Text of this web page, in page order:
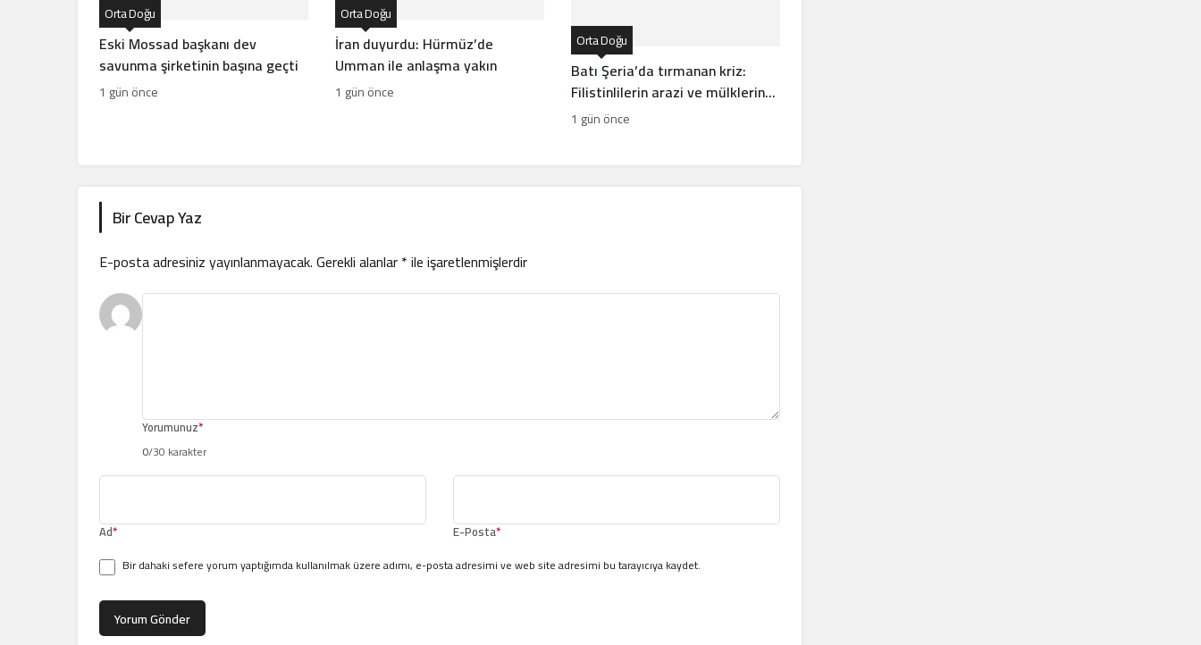
Eski Mossad başkanı dev
savunma şirketinin başına geçti
Orta Doğu
1 gün önce
İran duyurdu: Hürmüz’de
Umman ile anlaşma yakın
Orta Doğu
1 gün önce
Batı Şeria’da tırmanan kriz:
Filistinlilerin arazi ve mülklerine
baskı artıyor
Orta Doğu
1 gün önce
Bir Cevap Yaz
E-posta adresiniz yayınlanmayacak.Gerekli alanlar*ile işaretlenmişlerdir
Yorumunuz*
0/30 karakter
Ad* E-Posta*
Bir dahaki sefere yorum yaptığımda kullanılmak üzere adımı, e-posta adresimi ve web site adresimi bu tarayıcıya kaydet.
Yorum Gönder